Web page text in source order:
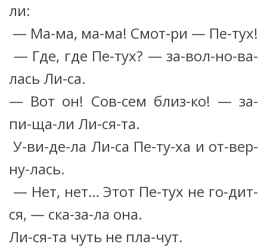
ли:
— Ма-ма, ма-ма! Смот-ри — Пе-тух!
— Где, где Пе-тух? — за-вол-но-ва-
лась Ли-са.
— Вот он! Сов-сем близ-ко! — за-
пи-ща-ли Ли-ся-та.
У-ви-де-ла Ли-са Пе-ту-ха и от-вер-
ну-лась.
— Нет, нет… Этот Пе-тух не го-дит-
ся, — ска-за-ла она.
Ли-ся-та чуть не пла-чут.